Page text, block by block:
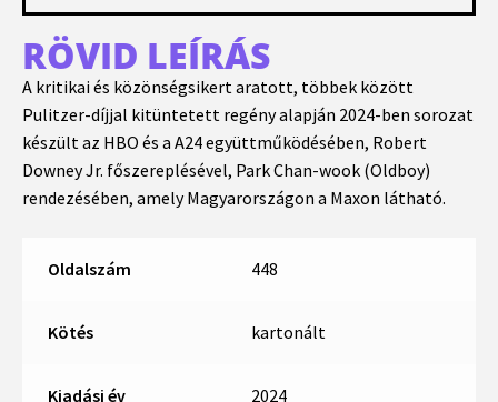
RÖVID LEÍRÁS
A kritikai és közönségsikert aratott, többek között
Pulitzer-díjjal kitüntetett regény alapján 2024-ben sorozat
készült az HBO és a A24 együttműködésében, Robert
Downey Jr. főszereplésével, Park Chan-wook (Oldboy)
rendezésében, amely Magyarországon a Maxon látható.
Oldalszám 448
Kötés kartonált
Kiadási év 2024